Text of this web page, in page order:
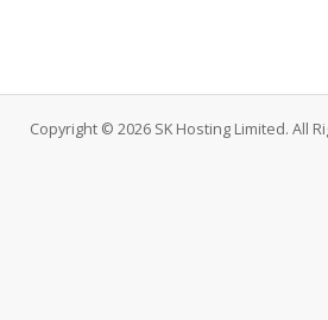
Copyright © 2026 SK Hosting Limited. All